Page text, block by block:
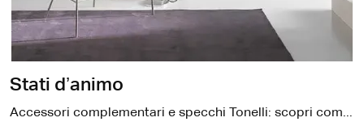
Stati d’animo
Accessori complementari e specchi Tonelli: scopri come valorizzare i tuoi spazi design con il modello Stati d’animo.